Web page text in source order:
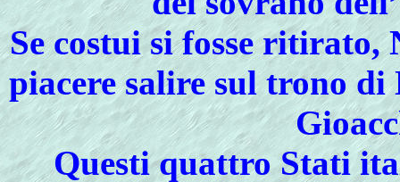
Se costui si fosse ritirato,
piacere salire sul trono
Questi quattro Stati